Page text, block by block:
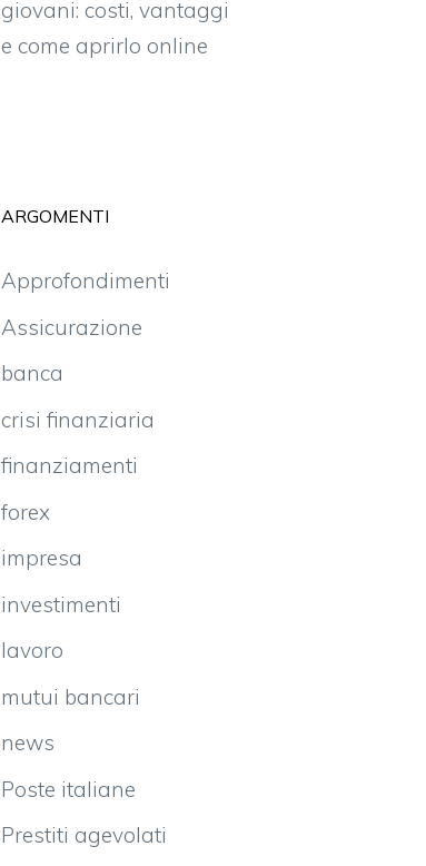
giovani: costi, vantaggi
e come aprirlo online
ARGOMENTI
Approfondimenti
Assicurazione
banca
crisi finanziaria
finanziamenti
forex
impresa
investimenti
lavoro
mutui bancari
news
Poste italiane
Prestiti agevolati